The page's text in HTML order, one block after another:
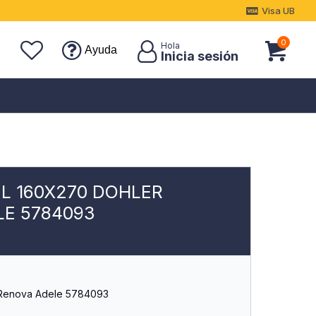
Ayuda
0
Visa UB
160X270 DOHLER
5784093
Adele 5784093